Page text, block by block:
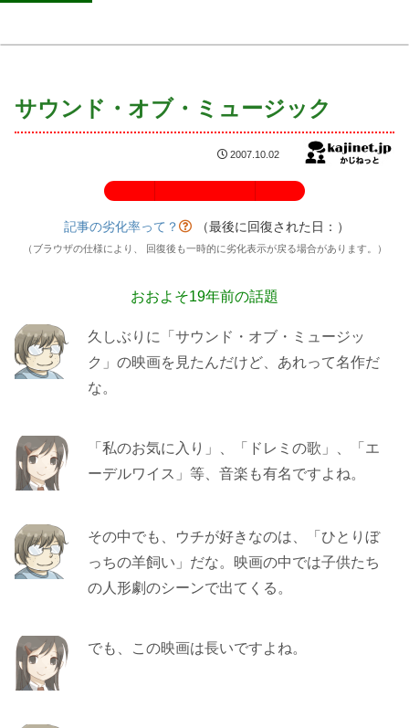
サウンド・オブ・ミュージック
2007.10.02
記事の劣化率って？ （最後に回復された日： ）
（ブラウザの仕様により、 回復後も一時的に劣化表示が戻る場合があります。）
おおよそ19年前の話題
久しぶりに「サウンド・オブ・ミュージッ
ク」の映画を見たんだけど、あれって名作だ
な。
「私のお気に入り」、「ドレミの歌」、「エ
ーデルワイス」等、音楽も有名ですよね。
その中でも、ウチが好きなのは、「ひとりぼ
っちの羊飼い」だな。映画の中では子供たち
の人形劇のシーンで出てくる。
でも、この映画は長いですよね。